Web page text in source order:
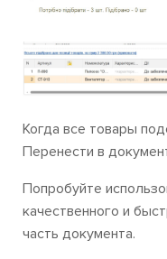
Когда все товары
Перенести в
Попробуйте
качественного и
часть документа.